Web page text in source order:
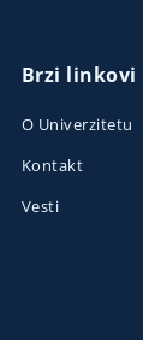
Brzi linkovi
O Univerzitetu
Kontakt
Vesti